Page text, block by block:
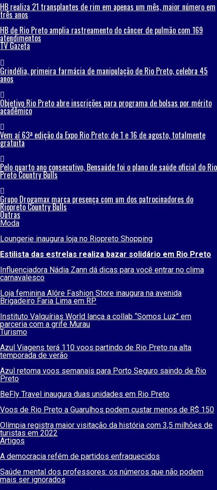
HB realiza 21 transplantes de rim em apenas um mês, maior número em
três anos
HB de Rio Preto amplia rastreamento do câncer de pulmão com 169
atendimentos
TV Gazeta
Grindélia, primeira farmácia de manipulação de Rio Preto, celebra 45
anos
Objetivo Rio Preto abre inscrições para programa de bolsas por mérito
acadêmico
Vem aí 63ª edição da Expo Rio Preto: de 1 e 16 de agosto, totalmente
gratuita
Pelo quarto ano consecutivo, Bensaúde foi o plano de saúde oficial do Rio
Preto Country Bulls
Grupo Drogamax marca presença com um dos patrocinadores do
Riopreto Country Bulls
Outras
Moda
Loungerie inaugura loja no Riopreto Shopping
Estilista das estrelas realiza bazar solidário em Rio Preto
Influenciadora Nádia Zann dá dicas para você entrar no clima
carnavalesco
Loja feminina Alóre Fashion Store inaugura na avenida
Brigadeiro Faria Lima em RP
Instituto Valquírias World lança a collab “Somos Luz” em
parceria com a grife Murau
Turismo
Azul Viagens terá 110 voos partindo de Rio Preto na alta
temporada de verão
Azul retoma voos semanais para Porto Seguro saindo de Rio
Preto
BeFly Travel inaugura duas unidades em Rio Preto
Voos de Rio Preto a Guarulhos podem custar menos de R$ 150
Olímpia registra maior visitação da história com 3,5 milhões de
turistas em 2022
Artigos
A democracia refém de partidos enfraquecidos
Saúde mental dos professores: os números que não podem
mais ser ignorados